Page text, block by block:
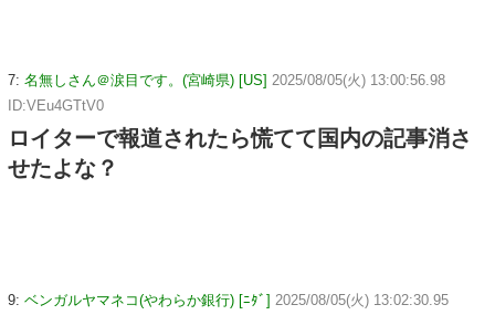
7: 名無しさん＠涙目です。(宮崎県) [US] 2025/08/05(火) 13:00:56.98
ID:VEu4GTtV0
ロイターで報道されたら慌てて国内の記事消さ
せたよな？
9: ベンガルヤマネコ(やわらか銀行) [ﾆﾀﾞ] 2025/08/05(火) 13:02:30.95